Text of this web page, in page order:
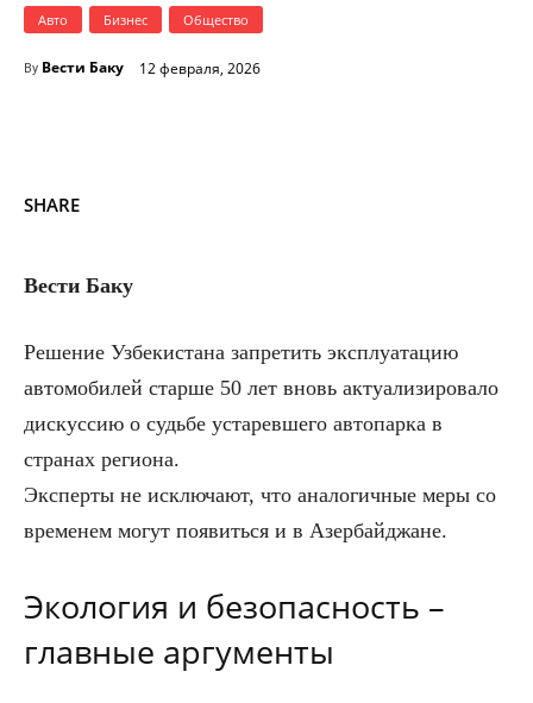
Авто Бизнес Общество
By Вести Баку 12 февраля, 2026
SHARE
Вести Баку
Решение Узбекистана запретить эксплуатацию
автомобилей старше 50 лет вновь актуализировало
дискуссию о судьбе устаревшего автопарка в
странах региона.
Эксперты не исключают, что аналогичные меры со
временем могут появиться и в Азербайджане.
Экология и безопасность –
главные аргументы